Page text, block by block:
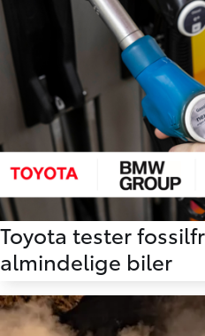
Toyota tester
almindelige biler